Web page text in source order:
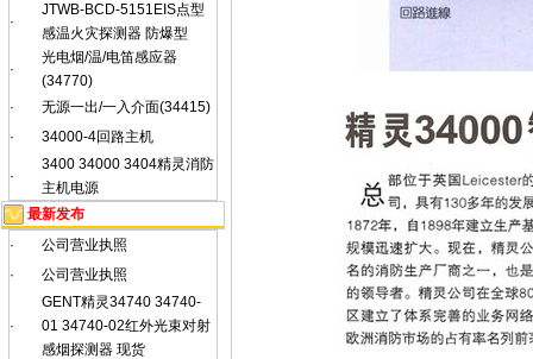
·
JTWB-BCD-5151EIS点型
感温火灾探测器 防爆型
·
光电烟/温/电笛感应器
(34770)
·
无源一出/一入介面(34415)
·
34000-4回路主机
·
3400 34000 3404精灵消防
主机电源
最新发布
·
公司营业执照
·
公司营业执照
·
GENT精灵34740 34740-
01 34740-02红外光束对射
感烟探测器 现货